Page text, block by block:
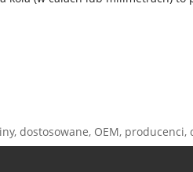
dostosowane, OEM,